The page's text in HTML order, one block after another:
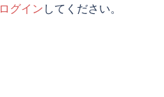
ログイン してください。